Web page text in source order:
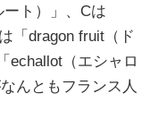
ト）」、Cは
「dragon fruit（ド
echallot（エシャロ
んともフランス人